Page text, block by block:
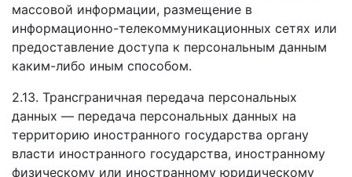
массовой информации, размещение в
информационно-телекоммуникационных сетях или
предоставление доступа к персональным данным
каким-либо иным способом.
2.13. Трансграничная передача персональных
данных — передача персональных данных на
территорию иностранного государства органу
власти иностранного государства, иностранному
физическому или иностранному юридическому